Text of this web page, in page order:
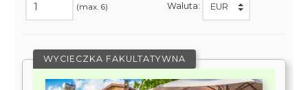
(max. 6) Waluta:
WYCIECZKA FAKULTATYWNA